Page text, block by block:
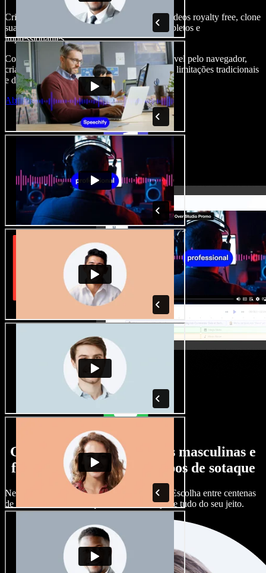
Crie narrações, adicione imagens, áudios e vídeos royalty free, clone
sua voz e produza projetos audiovisuais completos e
impressionantes.
Com curva de aprendizado zero e tudo acessível pelo navegador,
criadores de conteúdo conseguem ir além das limitações tradicionais
e dar vida a todas as suas ideias.
Abrir o Studio
Grande variedade de vozes masculinas e
femininas, com todos os tipos de sotaque
Nenhum projeto precisa soar igual ao outro. Escolha entre centenas
de vozes com IA e sotaques diferentes e ajuste tudo do seu jeito.